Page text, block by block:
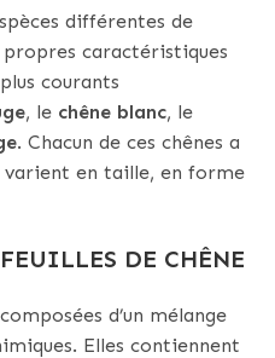
différentes de
propres caractéristiques
courants
, le chêne blanc, le
. Chacun de ces chênes a
varient en taille, en forme
DE CHÊNE
d’un mélange
Elles contiennent